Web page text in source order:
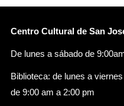
Centro Cultural de San
De lunes a sábado de
Biblioteca: de lunes a
de 9:00 am a 2:00 pm